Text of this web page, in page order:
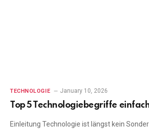
TECHNOLOGIE January 10, 2026
Top 5 Technologiebegriffe
Einleitung Technologie ist längst kein